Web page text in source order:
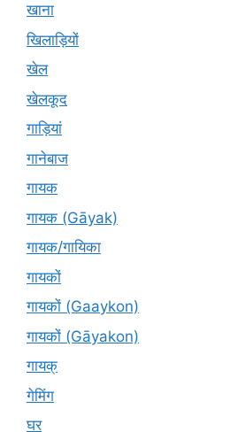
खाना
खिलाड़ियों
खेल
खेलकूद
गाड़ियां
गानेबाज
गायक
गायक (Gāyak)
गायक/गायिका
गायकों
गायकों (Gaaykon)
गायकों (Gāyakon)
गायक्
गेमिंग
घर